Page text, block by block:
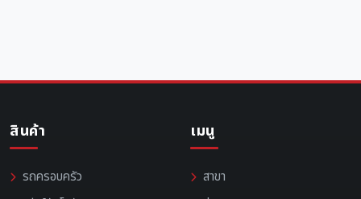
สินค้า
รถครอบครัว
เมนู
สาขา